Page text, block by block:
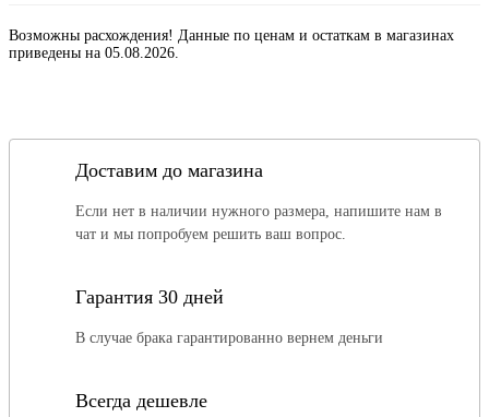
Возможны расхождения! Данные по ценам и остаткам в магазинах
приведены на 05.08.2026.
Доставим до магазина
Если нет в наличии нужного размера, напишите нам в
чат и мы попробуем решить ваш вопрос.
Гарантия 30 дней
В случае брака гарантированно вернем деньги
Всегда дешевле